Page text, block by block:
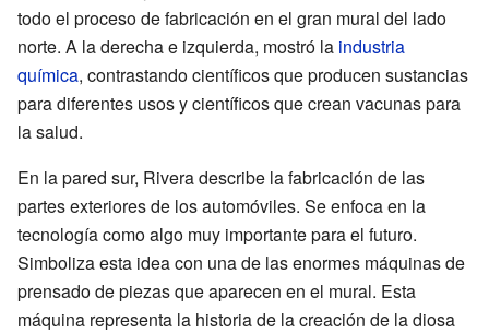
todo el proceso de fabricación en el gran mural del lado
norte. A la derecha e izquierda, mostró la industria
química, contrastando científicos que producen sustancias
para diferentes usos y científicos que crean vacunas para
la salud.
En la pared sur, Rivera describe la fabricación de las
partes exteriores de los automóviles. Se enfoca en la
tecnología como algo muy importante para el futuro.
Simboliza esta idea con una de las enormes máquinas de
prensado de piezas que aparecen en el mural. Esta
máquina representa la historia de la creación de la diosa